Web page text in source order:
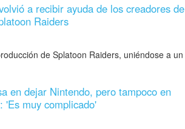
a recibir ayuda de los creadores de
Raiders
de Splatoon Raiders, uniéndose a un
en dejar Nintendo, pero tampoco en
'Es muy complicado'